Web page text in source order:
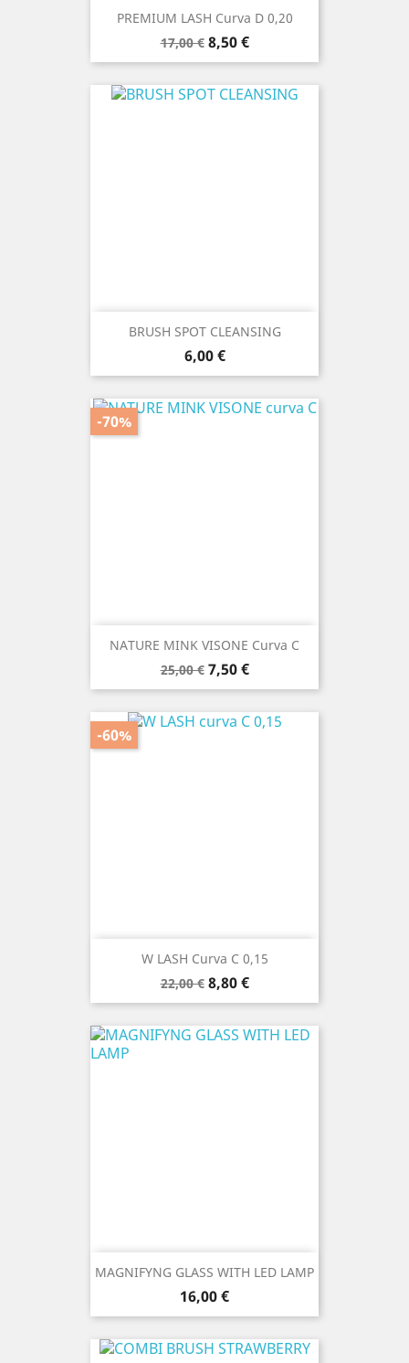
PREMIUM LASH Curva D 0,20
Prezzo
base
17,00 € Prezzo
8,50 €
BRUSH SPOT CLEANSING
Prezzo
6,00 €
NATURE MINK VISONE Curva C
Prezzo
base
25,00 € Prezzo
7,50 €
-70%
W LASH Curva C 0,15
Prezzo
base
22,00 € Prezzo
8,80 €
-60%
MAGNIFYNG GLASS WITH LED LAMP
Prezzo
16,00 €